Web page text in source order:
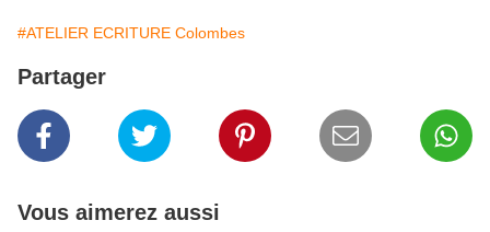
#ATELIER ECRITURE Colombes
Partager
Vous aimerez aussi